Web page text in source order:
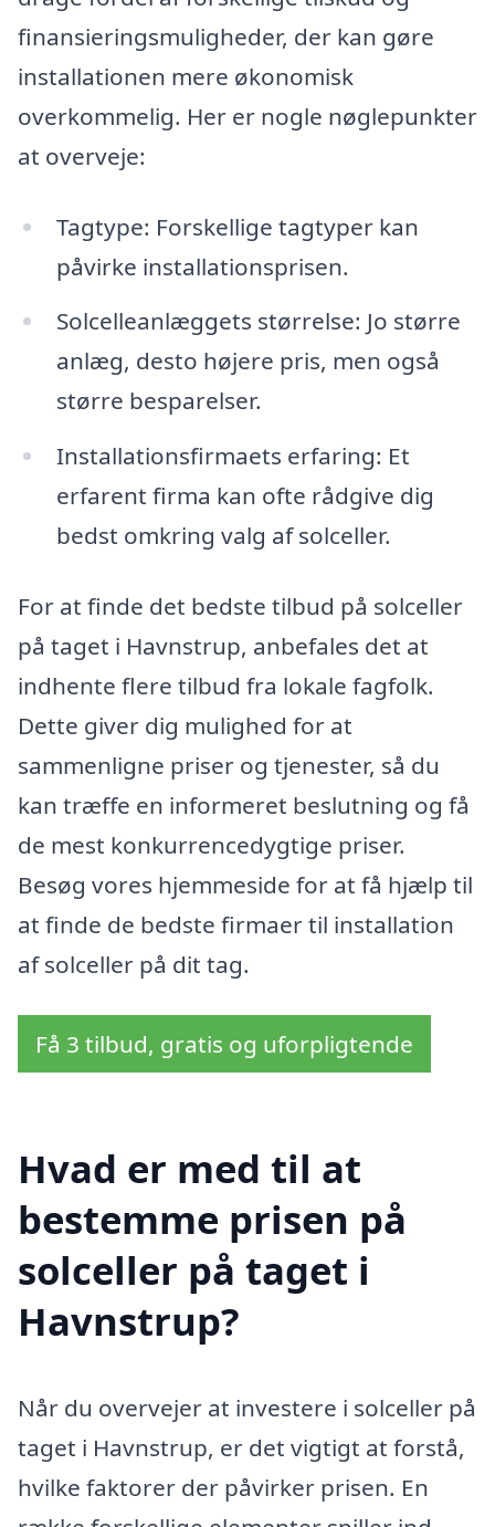
finansieringsmuligheder, der kan gøre
installationen mere økonomisk
overkommelig. Her er nogle nøglepunkter
at overveje:
Tagtype: Forskellige tagtyper kan
påvirke installationsprisen.
Solcelleanlæggets størrelse: Jo større
anlæg, desto højere pris, men også
større besparelser.
Installationsfirmaets erfaring: Et
erfarent firma kan ofte rådgive dig
bedst omkring valg af solceller.
For at finde det bedste tilbud på solceller
på taget i Havnstrup, anbefales det at
indhente flere tilbud fra lokale fagfolk.
Dette giver dig mulighed for at
sammenligne priser og tjenester, så du
kan træffe en informeret beslutning og få
de mest konkurrencedygtige priser.
Besøg vores hjemmeside for at få hjælp til
at finde de bedste firmaer til installation
af solceller på dit tag.
Få 3 tilbud, gratis og uforpligtende
Hvad er med til at
bestemme prisen på
solceller på taget i
Havnstrup?
Når du overvejer at investere i solceller på
taget i Havnstrup, er det vigtigt at forstå,
hvilke faktorer der påvirker prisen. En